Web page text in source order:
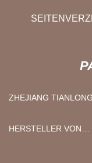
ZHEJIANG TIANLONG
HERSTELLER VON